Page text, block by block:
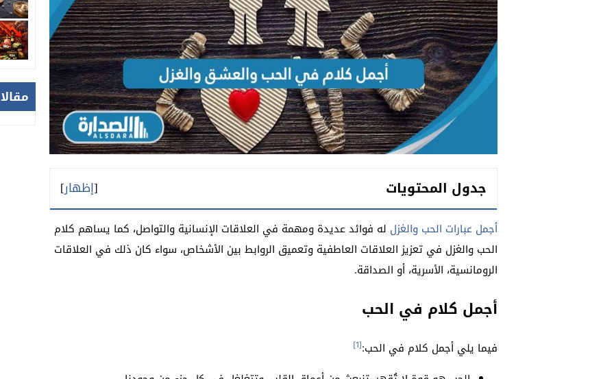
جدول المحتويات [إظهار]
أجمل عبارات الحب والغزل له فوائد عديدة ومهمة في العلاقات الإنسانية والتواصل، كما يساهم كلام
الحب والغزل في تعزيز العلاقات العاطفية وتعميق الروابط بين الأشخاص، سواء كان ذلك في العلاقات
الرومانسية، الأسرية، أو الصداقة.
أجمل كلام في الحب
فيما يلي أجمل كلام في الحب:[1]